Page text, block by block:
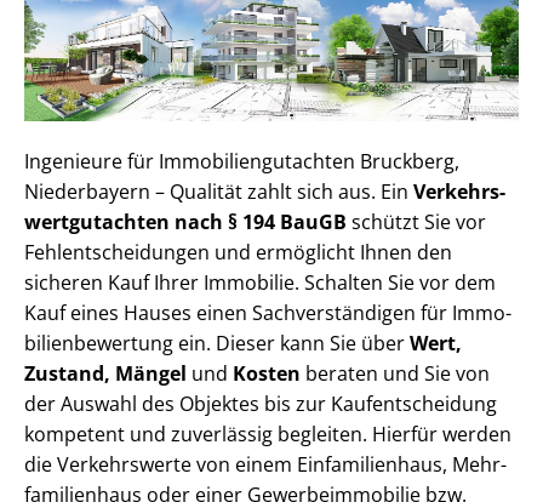
Ingenieure für Im­mo­bi­li­en­gut­ach­ten Bruckberg,
Niederbayern – Qualität zahlt sich aus. Ein Ver­kehrs­
wert­gut­ach­ten nach § 194 BauGB schützt Sie vor
Fehl­ent­schei­dun­gen und ermöglicht Ihnen den
sicheren Kauf Ihrer Immobilie. Schalten Sie vor dem
Kauf eines Hauses einen Sach­ver­stän­di­gen für Im­mo­
bi­li­en­be­wer­tung ein. Dieser kann Sie überWert,
Zustand, Mängel und Kosten beraten und Sie von
der Auswahl des Objektes bis zur Kauf­ent­schei­dung
kompetent und zuverlässig begleiten. Hierfür werden
die Verkehrswerte von einem Einfamilienhaus, Mehr­
fa­mi­li­en­haus oder einer Ge­wer­be­im­mo­bi­lie bzw.